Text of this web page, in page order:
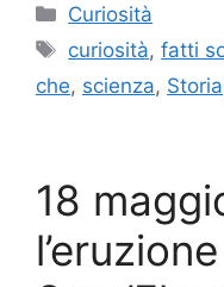
Categorie
Curiosità
Tag
curiosità,fatti
che, scienza, Storia
18